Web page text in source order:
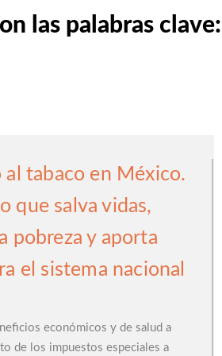
las palabras clave:
al tabaco en México.
que salva vidas,
pobreza y aporta
el sistema nacional
económicos y de salud a
de los impuestos especiales a